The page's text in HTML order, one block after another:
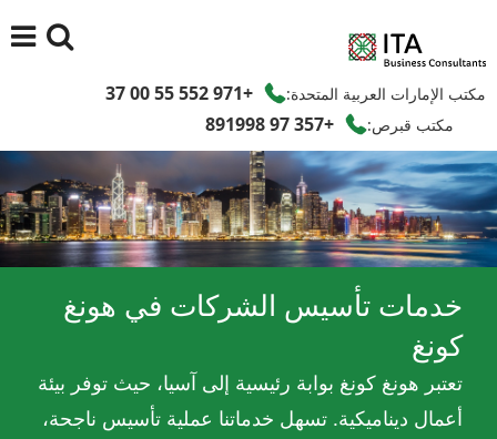
مكتب الإمارات العربية المتحدة: +971 552 55 00 37
مكتب قبرص: +357 97 891998
خدمات تأسيس الشركات في هونغ
كونغ
تعتبر هونغ كونغ بوابة رئيسية إلى آسيا، حيث توفر بيئة
أعمال ديناميكية. تسهل خدماتنا عملية تأسيس ناجحة،